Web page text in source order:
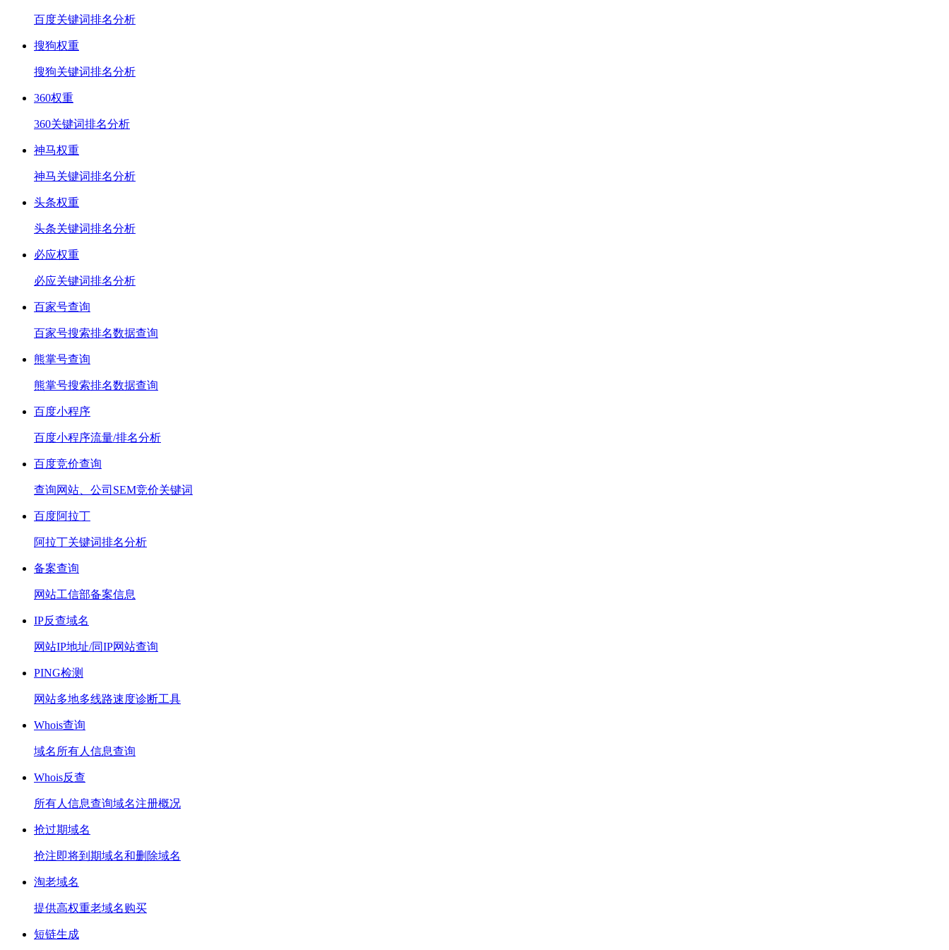
百度关键词排名分析
搜狗权重
搜狗关键词排名分析
360权重
360关键词排名分析
神马权重
神马关键词排名分析
头条权重
头条关键词排名分析
必应权重
必应关键词排名分析
百家号查询
百家号搜索排名数据查询
熊掌号查询
熊掌号搜索排名数据查询
百度小程序
百度小程序流量/排名分析
百度竞价查询
查询网站、公司SEM竞价关键词
百度阿拉丁
阿拉丁关键词排名分析
备案查询
网站工信部备案信息
IP反查域名
网站IP地址/同IP网站查询
PING检测
网站多地多线路速度诊断工具
Whois查询
域名所有人信息查询
Whois反查
所有人信息查询域名注册概况
抢过期域名
抢注即将到期域名和删除域名
淘老域名
提供高权重老域名购买
短链生成